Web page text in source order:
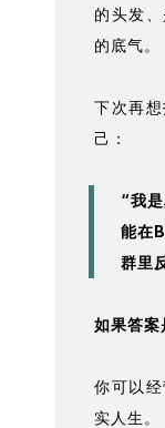
的头发
的底气。
下次再
己：
“我
能在
群里
如果答
你可以
实人生。